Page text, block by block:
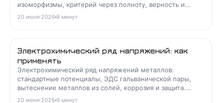
изоморфизмы, критерий через полноту, верность и
существенную сюръективность, отличие от
20 июня 2026 8 минут
Электрохимический ряд напряжений: как
применять
Электрохимический ряд напряжений металлов:
стандартные потенциалы, ЭДС гальванической пары,
вытеснение металлов из солей, коррозия и защита.
Разбор задач.
20 июня 2026 9 минут